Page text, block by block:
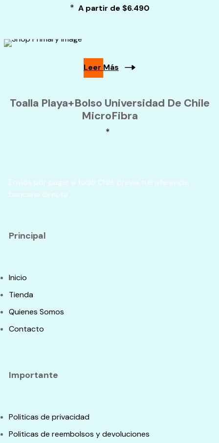
* A partir de $6.490
Leer Más
Toalla Playa+Bolso Universidad De Chile
MicroFibra
*
Envios por pagar a todo Chile previa transferencia
bancaria directa
Principal
Inicio
Tienda
Quienes Somos
Contacto
Importante
Politicas de privacidad
Politicas de reembolsos y devoluciones